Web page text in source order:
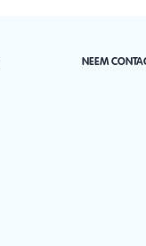
NEEM